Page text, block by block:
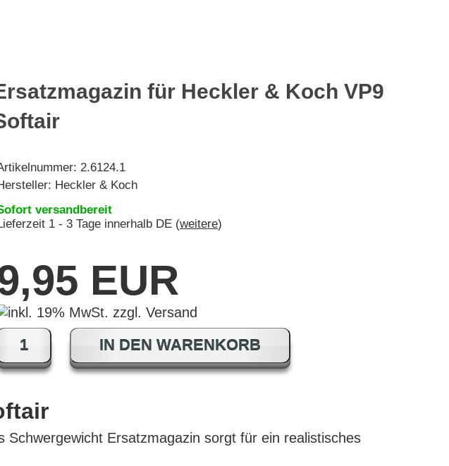
für Heckler & Koch VP9
2.6124.1
Heckler & Koch
versandbereit
1 - 3 Tage innerhalb DE (weitere)
EUR
IN DEN WARENKORB
Ersatzmagazin sorgt für ein realistisches